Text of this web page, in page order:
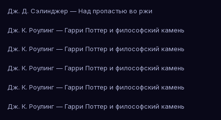
Дж. Д. Сэлинджер — Над пропастью во ржи
Дж. К. Роулинг — Гарри Поттер и философский камень
Дж. К. Роулинг — Гарри Поттер и философский камень
Дж. К. Роулинг — Гарри Поттер и философский камень
Дж. К. Роулинг — Гарри Поттер и философский камень
Дж. К. Роулинг — Гарри Поттер и философский камень